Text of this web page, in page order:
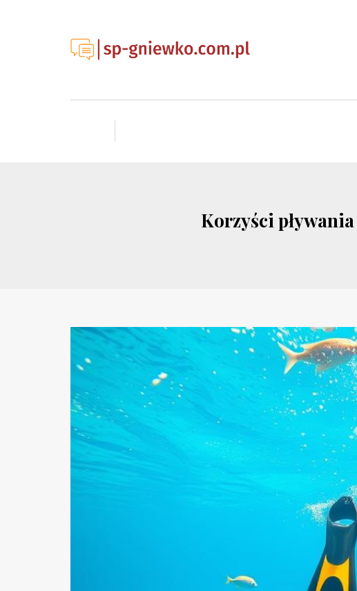
Korzyści